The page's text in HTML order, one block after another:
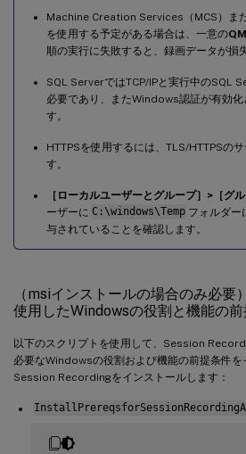
Machine Creation Services（MCS）ま
を使用する予定がある場合は、一意の
順の実行に失敗すると、録画データが損
SQL ServerではTCP/IPと実行中のSQL
必要であり、またWindows認証が有効化
す。
HTTPSを使用するには、TLS/HTTPSの
す。
［ローカルユーザーとグループ］>［グ
ーザーに C:\windows\Temp フォルダー
与されていることを確認します。
（msiインストールの場合のみ必
使用したWindowsの役割と機能の
以下のスクリプトを使用して、Session
必要なWindowsの役割および機能の前提条件を
Session Recordingをインストールします：